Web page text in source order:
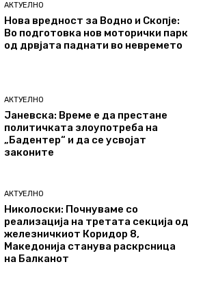
АКТУЕЛНО
Нова вредност за Водно и Скопје:
Во подготовка нов моторички парк
од дрвјата паднати во невремето
АКТУЕЛНО
Јаневска: Време е да престане
политичката злоупотреба на
„Бадентер“ и да се усвојат
законите
АКТУЕЛНО
Николоски: Почнуваме со
реализација на третата секција од
железничкиот Коридор 8,
Македонија станува раскрсница
на Балканот